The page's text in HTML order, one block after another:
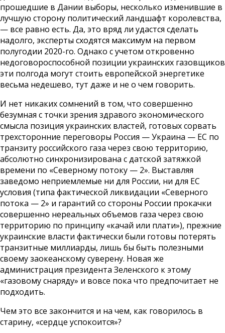
прошедшие в Дании выборы, несколько изменившие в
лучшую сторону политический ландшафт королевства,
— все равно есть. Да, это вряд ли удастся сделать
надолго, эксперты сходятся максимум на первом
полугодии 2020-го. Однако с учетом откровенно
недоговороспособной позиции украинских газовщиков
эти полгода могут стоить европейской энергетике
весьма недешево, тут даже и не о чем говорить.
И нет никаких сомнений в том, что совершенно
безумная с точки зрения здравого экономического
смысла позиция украинских властей, готовых сорвать
трехсторонние переговоры Россия — Украина — ЕС по
транзиту российского газа через свою территорию,
абсолютно синхронизирована с датской затяжкой
времени по «Северному потоку — 2». Выставляя
заведомо неприемлемые ни для России, ни для ЕС
условия (типа фактической ликвидации «Северного
потока — 2» и гарантий со стороны России прокачки
совершенно нереальных объемов газа через свою
территорию по принципу «качай или плати»), прежние
украинские власти фактически были готовы потерять
транзитные миллиарды, лишь бы быть полезными
своему заокеанскому суверену. Новая же
администрация президента Зеленского к этому
«газовому снаряду» и вовсе пока что предпочитает не
подходить.
Чем это все закончится и на чем, как говорилось в
старину, «сердце успокоится»?